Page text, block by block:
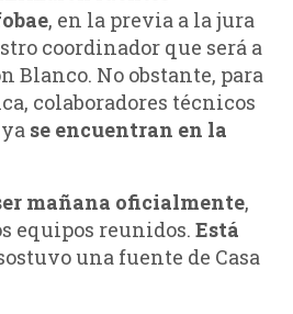
, en la previa a la jura
coordinador que será a
Blanco. No obstante, para
colaboradores técnicos
se encuentran en la
mañana oficialmente,
equipos reunidos. Está
una fuente de Casa